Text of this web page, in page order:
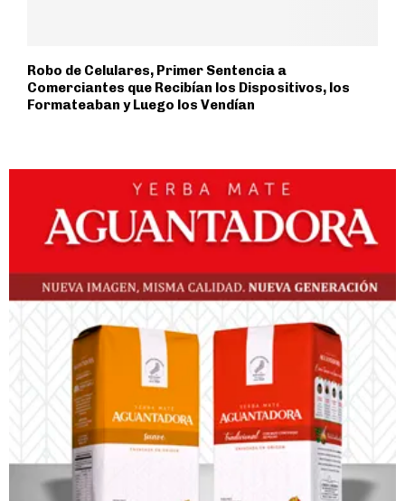
Robo de Celulares, Primer Sentencia a
Comerciantes que Recibían los Dispositivos, los
Formateaban y Luego los Vendían